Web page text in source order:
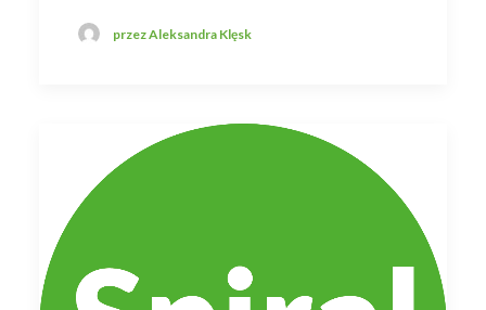
przez Aleksandra Klęsk